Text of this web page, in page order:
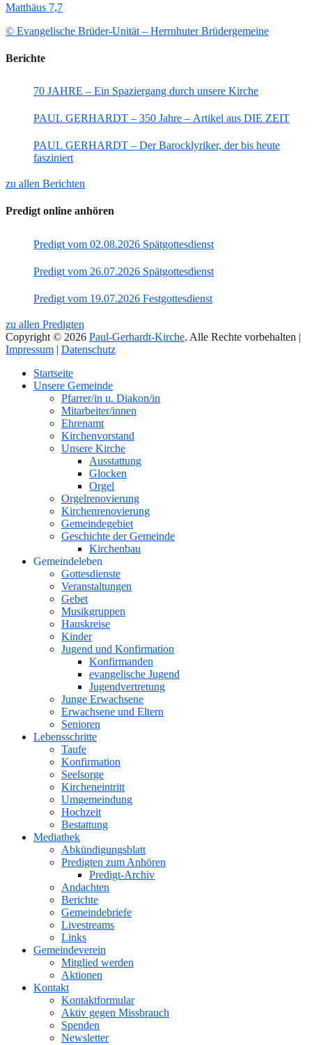
Matthäus 7,7
© Evangelische Brüder-Unität – Herrnhuter Brüdergemeine
Berichte
70 JAHRE – Ein Spaziergang durch unsere Kirche
PAUL GERHARDT – 350 Jahre – Artikel aus DIE ZEIT
PAUL GERHARDT – Der Barocklyriker, der bis heute
fasziniert
zu allen Berichten
Predigt online anhören
Predigt vom 02.08.2026 Spätgottesdienst
Predigt vom 26.07.2026 Spätgottesdienst
Predigt vom 19.07.2026 Festgottesdienst
zu allen Predigten
Copyright © 2026 Paul-Gerhardt-Kirche. Alle Rechte vorbehalten |
Impressum | Datenschutz
oben
Startseite
Unsere Gemeinde
Pfarrer/in u. Diakon/in
Mitarbeiter/innen
Ehrenamt
Kirchenvorstand
Unsere Kirche
Ausstattung
Glocken
Orgel
Orgelrenovierung
Kirchenrenovierung
Gemeindegebiet
Geschichte der Gemeinde
Kirchenbau
Gemeindeleben
Gottesdienste
Veranstaltungen
Gebet
Musikgruppen
Hauskreise
Kinder
Jugend und Konfirmation
Konfirmanden
evangelische Jugend
Jugendvertretung
Junge Erwachsene
Erwachsene und Eltern
Senioren
Lebensschritte
Taufe
Konfirmation
Seelsorge
Kircheneintritt
Umgemeindung
Hochzeit
Bestattung
Mediathek
Abkündigungsblatt
Predigten zum Anhören
Predigt-Archiv
Andachten
Berichte
Gemeindebriefe
Livestreams
Links
Gemeindeverein
Mitglied werden
Aktionen
Kontakt
Kontaktformular
Aktiv gegen Missbrauch
Spenden
Newsletter